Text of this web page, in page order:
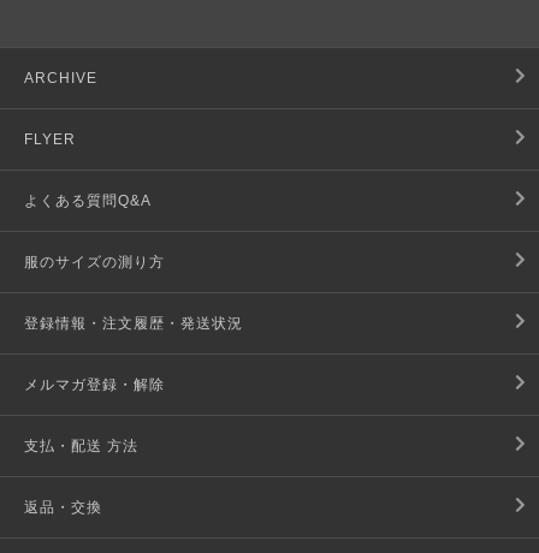
ARCHIVE
FLYER
よくある質問Q&A
服のサイズの測り方
登録情報・注文履歴・発送状況
メルマガ登録・解除
支払・配送 方法
返品・交換